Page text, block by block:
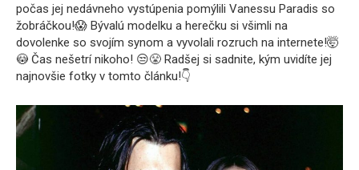
počas jej nedávneho vystúpenia pomýlili Vanessu Paradis so
žobráčkou!😱 Bývalú modelku a herečku si všimli na
dovolenke so svojím synom a vyvolali rozruch na internete!🤯
😳 Čas nešetrí nikoho! 😒😤 Radšej si sadnite, kým uvidíte jej
najnovšie fotky v tomto článku!👇